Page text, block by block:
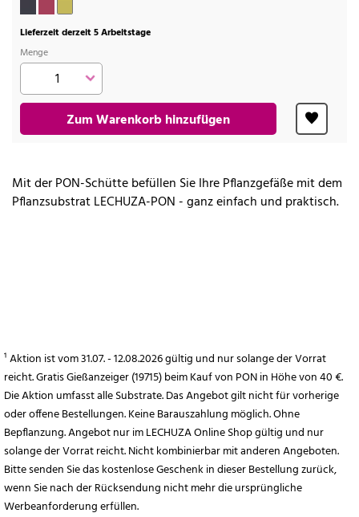
Lieferzeit derzeit 5 Arbeitstage
Menge
Zum Warenkorb hinzufügen
Mit der PON-Schütte befüllen Sie Ihre Pflanzgefäße mit dem
Pflanzsubstrat LECHUZA-PON - ganz einfach und praktisch.
¹ Aktion ist vom 31.07. - 12.08.2026 gültig und nur solange der Vorrat
reicht. Gratis Gießanzeiger (19715) beim Kauf von PON in Höhe von 40 €.
Die Aktion umfasst alle Substrate. Das Angebot gilt nicht für vorherige
oder offene Bestellungen. Keine Barauszahlung möglich. Ohne
Bepflanzung. Angebot nur im LECHUZA Online Shop gültig und nur
solange der Vorrat reicht. Nicht kombinierbar mit anderen Angeboten.
Bitte senden Sie das kostenlose Geschenk in dieser Bestellung zurück,
wenn Sie nach der Rücksendung nicht mehr die ursprüngliche
Werbeanforderung erfüllen.